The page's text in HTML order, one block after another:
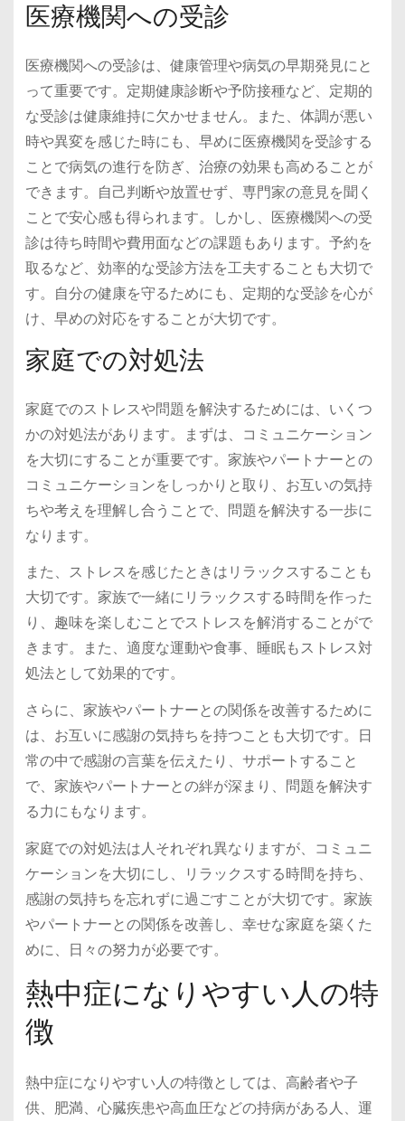
医療機関への受診
医療機関への受診は、健康管理や病気の早期発見にと
って重要です。定期健康診断や予防接種など、定期的
な受診は健康維持に欠かせません。また、体調が悪い
時や異変を感じた時にも、早めに医療機関を受診する
ことで病気の進行を防ぎ、治療の効果も高めることが
できます。自己判断や放置せず、専門家の意見を聞く
ことで安心感も得られます。しかし、医療機関への受
診は待ち時間や費用面などの課題もあります。予約を
取るなど、効率的な受診方法を工夫することも大切で
す。自分の健康を守るためにも、定期的な受診を心が
け、早めの対応をすることが大切です。
家庭での対処法
家庭でのストレスや問題を解決するためには、いくつ
かの対処法があります。まずは、コミュニケーション
を大切にすることが重要です。家族やパートナーとの
コミュニケーションをしっかりと取り、お互いの気持
ちや考えを理解し合うことで、問題を解決する一歩に
なります。
また、ストレスを感じたときはリラックスすることも
大切です。家族で一緒にリラックスする時間を作った
り、趣味を楽しむことでストレスを解消することがで
きます。また、適度な運動や食事、睡眠もストレス対
処法として効果的です。
さらに、家族やパートナーとの関係を改善するために
は、お互いに感謝の気持ちを持つことも大切です。日
常の中で感謝の言葉を伝えたり、サポートすること
で、家族やパートナーとの絆が深まり、問題を解決す
る力にもなります。
家庭での対処法は人それぞれ異なりますが、コミュニ
ケーションを大切にし、リラックスする時間を持ち、
感謝の気持ちを忘れずに過ごすことが大切です。家族
やパートナーとの関係を改善し、幸せな家庭を築くた
めに、日々の努力が必要です。
熱中症になりやすい人の特
徴
熱中症になりやすい人の特徴としては、高齢者や子
供、肥満、心臓疾患や高血圧などの持病がある人、運